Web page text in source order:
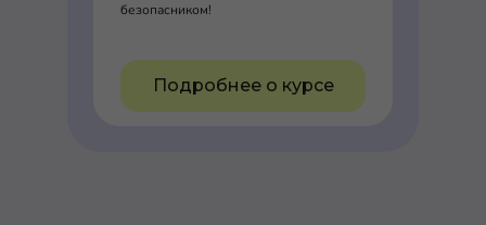
безопасником!
Подробнее о курсе